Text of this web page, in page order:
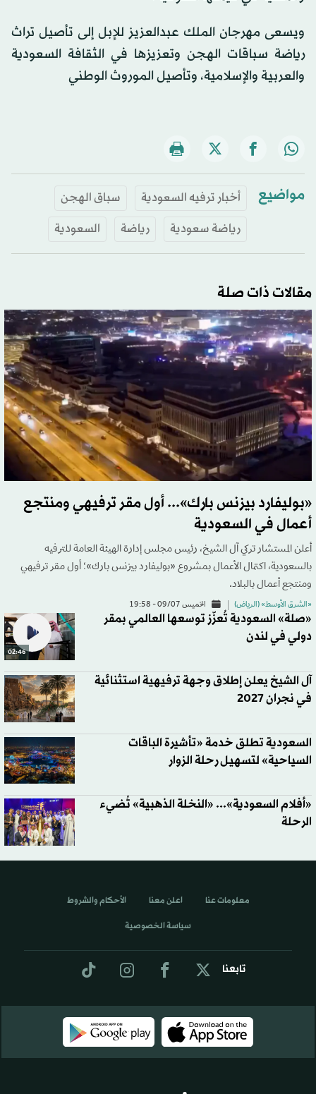
ويسعى مهرجان الملك عبدالعزيز للإبل إلى تأصيل تراث
رياضة سباقات الهجن وتعزيزها في الثقافة السعودية
والعربية والإسلامية، وتأصيل الموروث الوطني
مواضيع أخبار ترفيه السعودية
سباق الهجن
رياضة سعودية
رياضة السعودية
مقالات ذات صلة
«بوليفارد بيزنس بارك»... أول مقر ترفيهي ومنتجع
أعمال في السعودية
أعلن المستشار تركي آل الشيخ، رئيس مجلس إدارة الهيئة العامة للترفيه
بالسعودية، اكتمال الأعمال بمشروع «بوليفارد بيزنس بارك»؛ أول مقر ترفيهي
ومنتجع أعمال بالبلاد.
«الشرق الأوسط» (الرياض) الخميس 09/07 - 19:58
02:46
«صلة» السعودية تُعزّز توسعها العالمي بمقر
دولي في لندن
آل الشيخ يعلن إطلاق وجهة ترفيهية استثنائية
في نجران 2027
السعودية تطلق خدمة «تأشيرة الباقات
السياحية» لتسهيل رحلة الزوار
«أفلام السعودية»... «النخلة الذهبية» تُضيء
الرحلة
تابعنا
معلومات عنا اعلن معنا الأحكام والشروط
سياسة الخصوصية